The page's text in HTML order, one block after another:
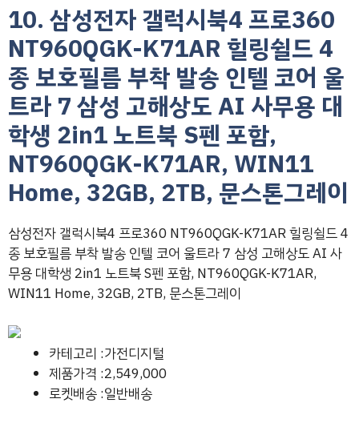
10. 삼성전자 갤럭시북4 프로360
NT960QGK-K71AR 힐링쉴드 4
종 보호필름 부착 발송 인텔 코어 울
트라 7 삼성 고해상도 AI 사무용 대
학생 2in1 노트북 S펜 포함,
NT960QGK-K71AR, WIN11
Home, 32GB, 2TB, 문스톤그레이
삼성전자 갤럭시북4 프로360 NT960QGK-K71AR 힐링쉴드 4
종 보호필름 부착 발송 인텔 코어 울트라 7 삼성 고해상도 AI 사
무용 대학생 2in1 노트북 S펜 포함, NT960QGK-K71AR,
WIN11 Home, 32GB, 2TB, 문스톤그레이
카테고리 :가전디지털
제품가격 :2,549,000
로켓배송 :일반배송